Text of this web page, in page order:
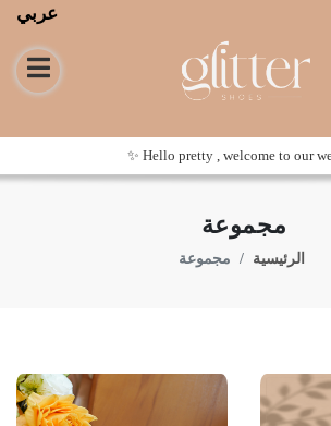
عربي
Hello pretty , welcome to our
مجموعة
الرئيسية مجموعة